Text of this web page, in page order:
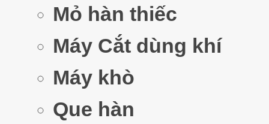
Mỏ hàn thiếc
Máy Cắt dùng khí
Máy khò
Que hàn